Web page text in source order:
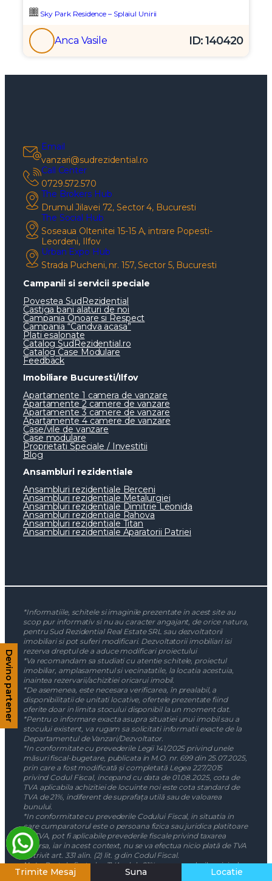
Sky Park Residence – Splaiul Unirii
Anca Vasile ID: 140420
Email
vanzari@sudrezidential.ro
Call Center
0729.572.570
The Brokers Hub
Drumul Jilavei 72, Sector 4, Bucuresti
The Social Hub
Soseaua Oltenitei 15-15 A, intrare Popesti-
Leordeni, Ilfov
Urban Expo Hub
Strada Pucheni, nr. 157, Sector 5, Bucuresti
Campanii si servicii speciale
Povestea SudRezidential
Castiga bani alaturi de noi
Campania Onoare si Respect
Campania “Candva acasa”
Plati esalonate
Catalog SudRezidential.ro
Catalog Case Modulare
Feedback
Imobiliare Bucuresti/Ilfov
Apartamente 1 camera de vanzare
Apartamente 2 camere de vanzare
Apartamente 3 camere de vanzare
Apartamente 4 camere de vanzare
Case/vile de vanzare
Case modulare
Proprietati Speciale / Investitii
Blog
Ansambluri rezidentiale
Ansambluri rezidentiale Berceni
Ansambluri rezidentiale Metalurgiei
Ansambluri rezidentiale Dimitrie Leonida
Ansambluri rezidentiale Rahova
Ansambluri rezidentiale Titan
Ansambluri rezidentiale Aparatorii Patriei
*Informatiile, schitele si imaginile prezentate in acest site au
scop pur informativ si nu au caracter angajant, de orice natura,
pentru Sud Rezidential Real Estate SRL sau dezvoltatorii
imobiliari si pot suferi modificari. Dezvoltatorii imobiliari isi
rezerva dreptul de a aduce modificari proiectului
*Va recomandam sa studiati cu atentie schitele, proiectul
imobiliar, amplasamentul si vecinatatile, la locatia acestuia,
inaintea rezervarii/achizitiei oricarui imobil.
*De asemenea, este necesara verificarea, în prealabil, a
disponibilitatii de unitati locative, ofertele prezentate fiind
oferite doar in limita stocului disponibil la un moment dat.
*Pentru o informare exacta asupra situatiei unui imobil sau a
stocului existent, va rugam sa solicitati informatii exacte de la
Departamentul de Vanzari/Dezvoltator.
*In conformitate cu prevederile Legii 141/2025 privind unele
măsuri fiscal-bugetare, publicata in M.O. nr. 699 din 25.07.2025,
prin care a fost modificată și completată Legea 227/2015
privind Codul Fiscal, incepand cu data de 01.08.2025, cota de
TVA aplicabila achizitiei de locuinte noi este cota standard de
TVA de 21%, indiferent de suprafața utilă sau de valoarea
bunului.
*In conformitate cu prevederile Codului Fiscal, in situatia in
care cumparatorul este o persoana fizica sau juridica platitoare
de TVA, pot fi aplicabile prevederile fiscale privind taxarea
inversa, iar in acest context, nu se va efectua nicio plată de TVA
potrivit art. 331 alin. (2) lit. g din Codul Fiscal.
Nota:Pretul afisat plus TVA-ul de 21% sau prevederile privind
taxarea inversa sunt aplicabile doar in masura in care, legislatia
Trimite Mesaj Suna Locatie
Devino partener